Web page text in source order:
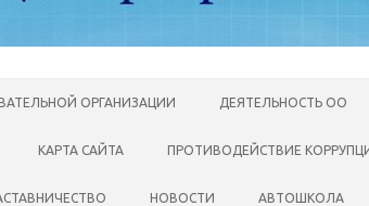
ОРГАНИЗАЦИИ ДЕЯТЕЛЬНОСТЬ ОО
КАРТА САЙТА ПРОТИВОДЕЙСТВИЕ
НОВОСТИ АВТОШКОЛА